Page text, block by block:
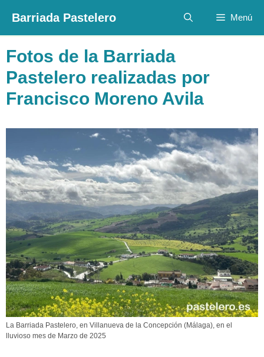
contenido
Barriada Pastelero Menú
Fotos de la Barriada
Pastelero realizadas por
Francisco Moreno Avila
La Barriada Pastelero, en Villanueva de la Concepción (Málaga), en el
lluvioso mes de Marzo de 2025